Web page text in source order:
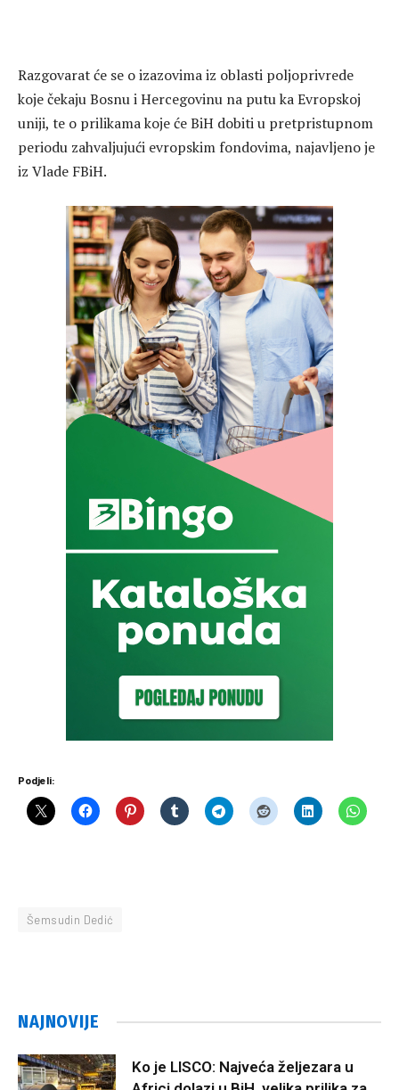
Razgovarat će se o izazovima iz oblasti poljoprivrede
koje čekaju Bosnu i Hercegovinu na putu ka Evropskoj
uniji, te o prilikama koje će BiH dobiti u pretpristupnom
periodu zahvaljujući evropskim fondovima, najavljeno je
iz Vlade FBiH.
Podjeli:
Šemsudin Dedić
NAJNOVIJE
Ko je LISCO: Najveća željezara u